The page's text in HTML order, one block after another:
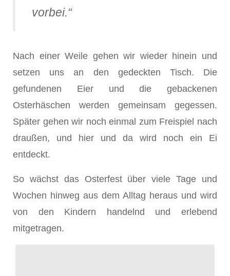
vorbei.“
Nach einer Weile gehen wir wieder hinein und
setzen uns an den gedeckten Tisch. Die
gefundenen Eier und die gebackenen
Osterhäschen werden gemeinsam gegessen.
Später gehen wir noch einmal zum Freispiel nach
draußen, und hier und da wird noch ein Ei
entdeckt.
So wächst das Osterfest über viele Tage und
Wochen hinweg aus dem Alltag heraus und wird
von den Kindern handelnd und erlebend
mitgetragen.